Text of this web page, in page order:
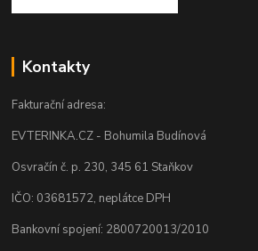
Kontakty
Fakturační adresa:
EVTERINKA.CZ - Bohumila Budínová
Osvračín č. p. 230, 345 61 Staňkov
IČO: 03681572, neplátce DPH
Bankovní spojení: 2800720013/2010